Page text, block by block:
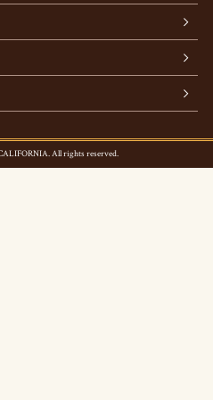
All rights reserved.